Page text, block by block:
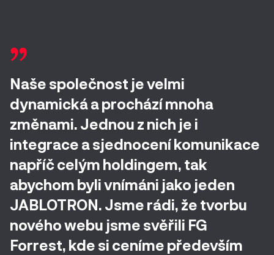
Naše společnost je velmi
dynamická a prochází mnoha
změnami. Jednou z nich je i
integrace a sjednocení komunikace
napříč celým holdingem, tak
abychom byli vnímáni jako jeden
JABLOTRON. Jsme rádi, že tvorbu
nového webu jsme svěřili FG
Forrest, kde si ceníme především